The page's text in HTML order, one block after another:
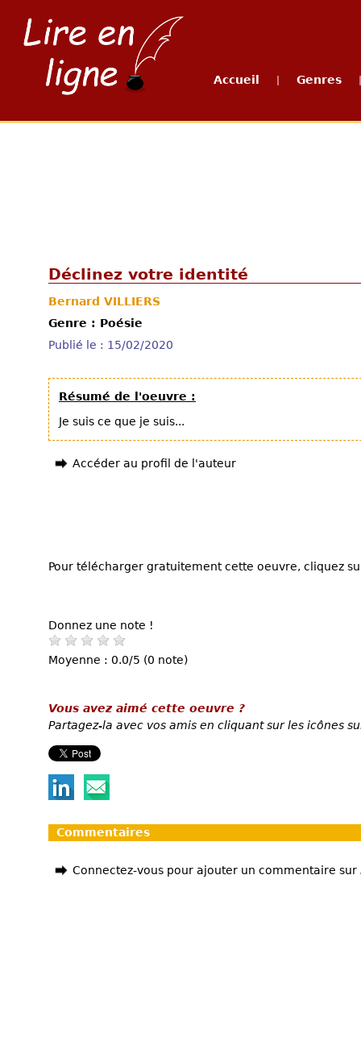
Accueil Genres
Déclinez votre identité
Bernard VILLIERS
Genre : Poésie
Publié le : 15/02/2020
Résumé de l'oeuvre :
Je suis ce que je suis...
Accéder au profil de l'auteur
Pour télécharger gratuitement cette oeuvre, cliquez
Donnez une note !
Moyenne : 0.0/5 (0 note)
Vous avez aimé cette oeuvre ?
Partagez-la avec vos amis en cliquant sur les icônes
Commentaires
Connectez-vous pour ajouter un commentaire sur